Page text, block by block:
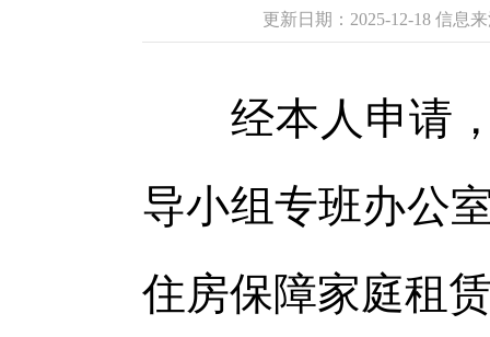
更新日期：2025-12-18 信息
经本人申请，
导小组专班办公
住房保障家庭租